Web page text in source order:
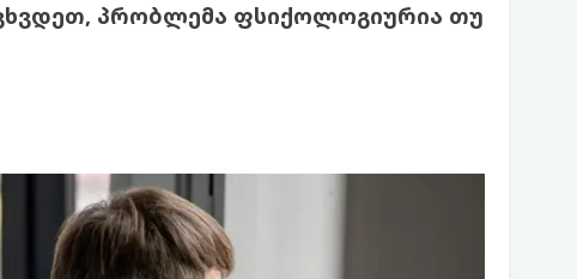
პრობლემა ფსიქოლოგიურია თუ